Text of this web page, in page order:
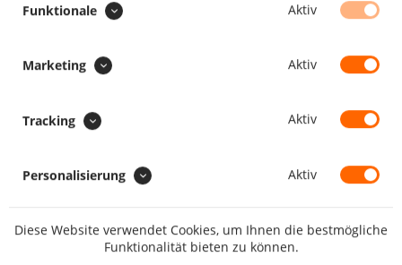
509.45 CHF *
zzgl. Versandkosten
HO1397
Funktionale Aktiv
Marketing Aktiv
Tracking Aktiv
Personalisierung Aktiv
Diese Website verwendet Cookies, um Ihnen die bestmögliche
Funktionalität bieten zu können.